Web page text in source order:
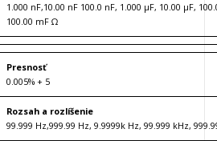
1.000 nF,10.00 nF 100.0 nF, 1.000 µF, 10.00 µF,
100.00 mF Ω
Presnosť
0.005% + 5
Rozsah a rozlíšenie
99.999 Hz,999.99 Hz, 9.9999k Hz, 99.999 kHz,